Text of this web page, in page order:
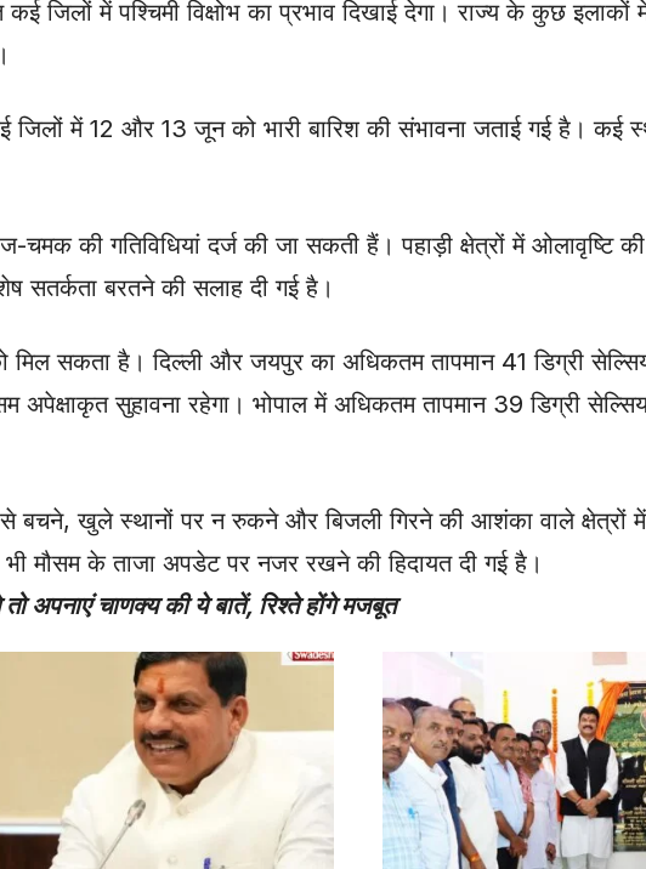
जिलों में पश्चिमी विक्षोभ का प्रभाव दिखाई देगा। राज्य के कुछ इलाकों
में 12 और 13 जून को भारी बारिश की संभावना जताई गई है। कई
की गतिविधियां दर्ज की जा सकती हैं। पहाड़ी क्षेत्रों में ओलावृष्टि की
सतर्कता बरतने की सलाह दी गई है।
सकता है। दिल्ली और जयपुर का अधिकतम तापमान 41 डिग्री
सुहावना रहेगा। भोपाल में अधिकतम तापमान 39 डिग्री
से बचने, खुले स्थानों पर न रुकने और बिजली गिरने की आशंका वाले क्षेत्रों में
भी मौसम के ताजा अपडेट पर नजर रखने की हिदायत दी गई है।
अपनाएं चाणक्य की ये बातें, रिश्ते होंगे मजबूत